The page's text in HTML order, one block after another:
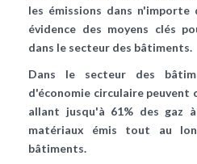
les émissions dans
évidence des moyens clés
dans le secteur des bâtiments.
Dans le secteur des
d'économie circulaire peuvent
allant jusqu'à 61% des gaz
matériaux émis tout au
bâtiments.